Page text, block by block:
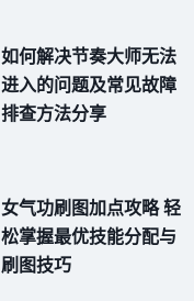
如何解决节奏大师无法
进入的问题及常见故障
排查方法分享
女气功刷图加点攻略 轻
松掌握最优技能分配与
刷图技巧